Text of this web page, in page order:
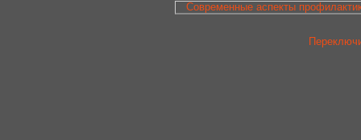
Современные аспекты